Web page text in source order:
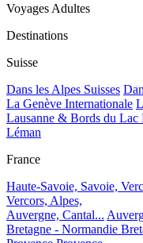
Voyages Adultes
Destinations
Suisse
Dans les Alpes Suisses
La Genève Internationale
Lausanne & Bords du Lac
Léman
France
Haute-Savoie, Savoie,
Vercors, Alpes,
Auvergne, Cantal...
Bretagne - Normandie